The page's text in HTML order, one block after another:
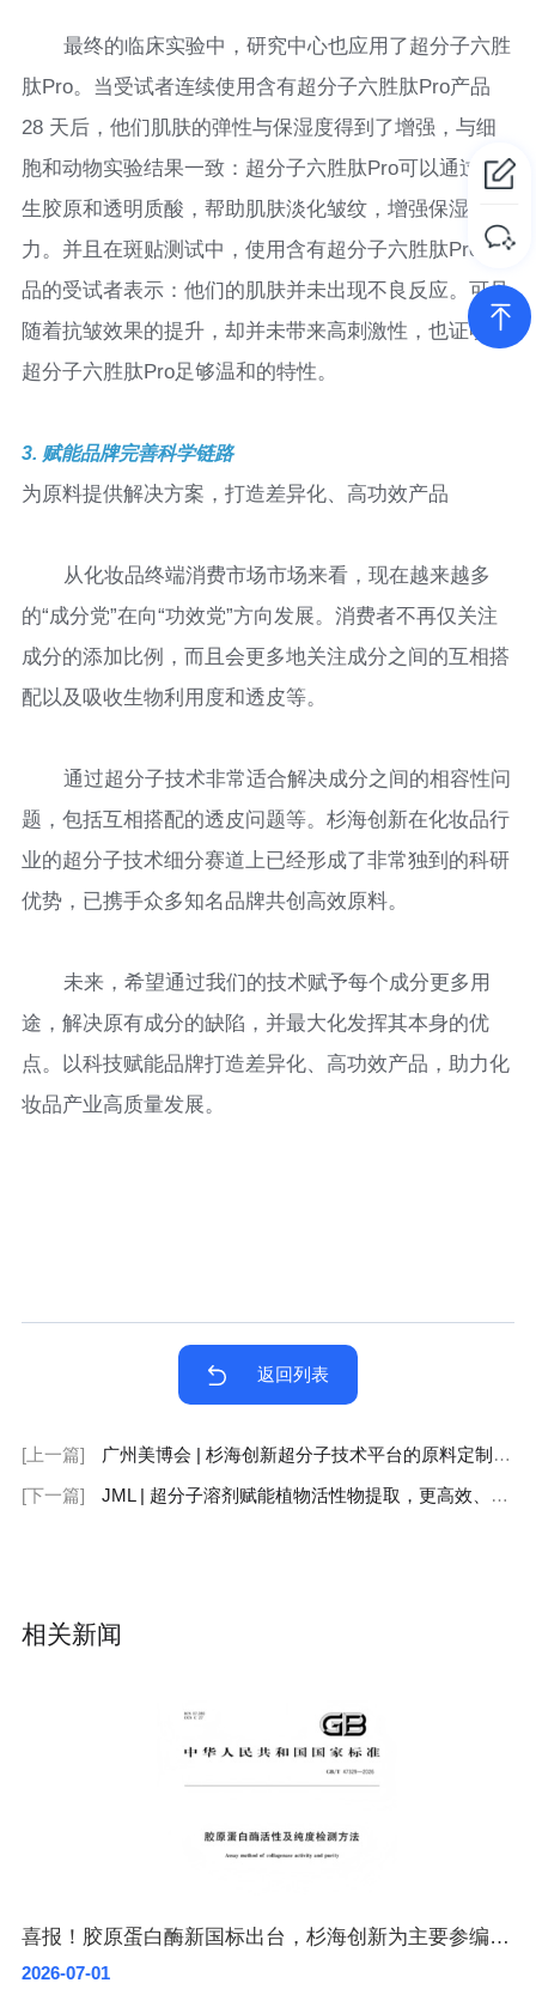
最终的临床实验中，研究中心也应用了超分子六胜
肽Pro。当受试者连续使用含有超分子六胜肽Pro产品
28 天后，他们肌肤的弹性与保湿度得到了增强，与细
胞和动物实验结果一致：超分子六胜肽Pro可以通过促
生胶原和透明质酸，帮助肌肤淡化皱纹，增强保湿能
力。并且在斑贴测试中，使用含有超分子六胜肽Pro产
品的受试者表示：他们的肌肤并未出现不良反应。可见
随着抗皱效果的提升，却并未带来高刺激性，也证明了
超分子六胜肽Pro足够温和的特性。
3. 赋能品牌完善科学链路
为原料提供解决方案，打造差异化、高功效产品
从化妆品终端消费市场市场来看，现在越来越多
的“成分党”在向“功效党”方向发展。消费者不再仅关注
成分的添加比例，而且会更多地关注成分之间的互相搭
配以及吸收生物利用度和透皮等。
通过超分子技术非常适合解决成分之间的相容性问
题，包括互相搭配的透皮问题等。杉海创新在化妆品行
业的超分子技术细分赛道上已经形成了非常独到的科研
优势，已携手众多知名品牌共创高效原料。
未来，希望通过我们的技术赋予每个成分更多用
途，解决原有成分的缺陷，并最大化发挥其本身的优
点。以科技赋能品牌打造差异化、高功效产品，助力化
妆品产业高质量发展。
返回列表
[上一篇]
广州美博会 | 杉海创新超分子技术平台的原料定制服务 助力品牌打造专属原料
[下一篇]
JML | 超分子溶剂赋能植物活性物提取，更高效、定向的提取，溶剂绿色、环保
相关新闻
喜报！胶原蛋白酶新国标出台，杉海创新为主要参编单位
2026-07-01